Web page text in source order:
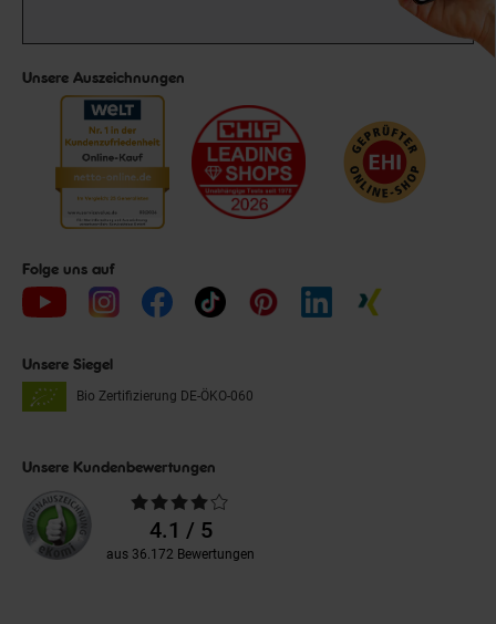
Unsere Auszeichnungen
Folge uns auf
Unsere Siegel
Bio Zertifizierung DE-ÖKO-060
Unsere Kundenbewertungen
Durchschnittliche
Bewertungen4.1 / 5
aus 36.172 Bewertungen